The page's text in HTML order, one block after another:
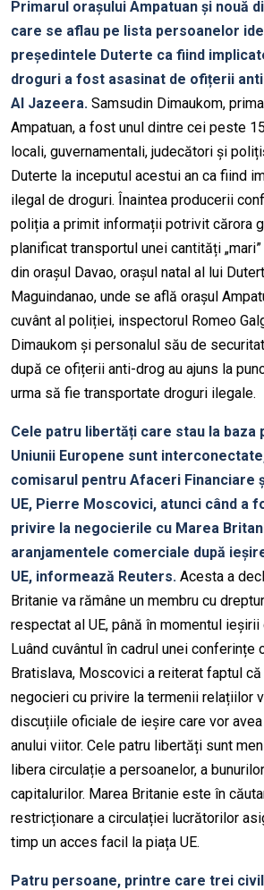
Primarul orașului Ampatuan și nouă
care se aflau pe lista persoanelor
președintele Duterte ca fiind
droguri a fost asasinat de ofițerii
Al Jazeera. Samsudin Dimaukom,
Ampatuan, a fost unul dintre cei peste
locali, guvernamentali, judecători și
Duterte la inceputul acestui an ca fiind
ilegal de droguri. Înaintea producerii
poliția a primit informații potrivit cărora
planificat transportul unei cantități
din orașul Davao, orașul natal al lui
Maguindanao, unde se află orașul
cuvânt al poliției, inspectorul Romeo
Dimaukom și personalul său de
după ce ofițerii anti-drog au ajuns la
urma să fie transportate droguri ilegale.
Cele patru libertăți care stau la baza
Uniunii Europene sunt
comisarul pentru Afaceri Financiare
UE, Pierre Moscovici, atunci când a
privire la negocierile cu Marea
aranjamentele comerciale după
UE, informează Reuters. Acesta a
Britanie va rămâne un membru cu
respectat al UE, până în momentul ieșirii
Luând cuvântul în cadrul unei conferințe
Bratislava, Moscovici a reiterat faptul
negocieri cu privire la termenii relațiilor
discuțiile oficiale de ieșire care vor
anului viitor. Cele patru libertăți sunt
libera circulație a persoanelor, a
capitalurilor. Marea Britanie este în
restricționare a circulației lucrătorilor
timp un acces facil la piața UE.
Patru persoane, printre care trei